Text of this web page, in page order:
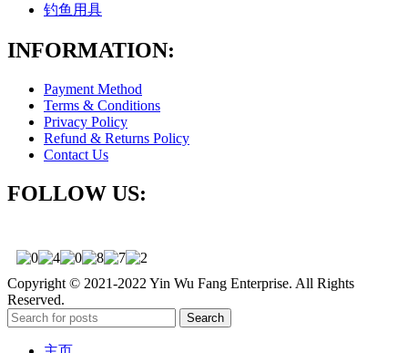
钓鱼用具
INFORMATION:
Payment Method
Terms & Conditions
Privacy Policy
Refund & Returns Policy
Contact Us
FOLLOW US:
Copyright © 2021-2022 Yin Wu Fang Enterprise. All Rights
Reserved.
Search